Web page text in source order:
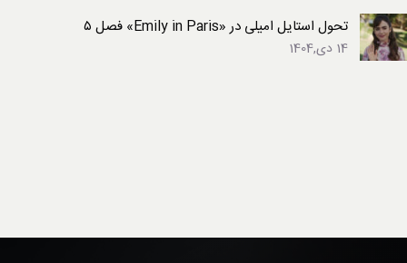
تحول استایل امیلی در «Emily in Paris» فصل ۵
14 دی,1404